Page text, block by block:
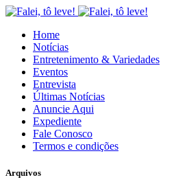
Home
Notícias
Entretenimento & Variedades
Eventos
Entrevista
Últimas Notícias
Anuncie Aqui
Expediente
Fale Conosco
Termos e condições
Arquivos